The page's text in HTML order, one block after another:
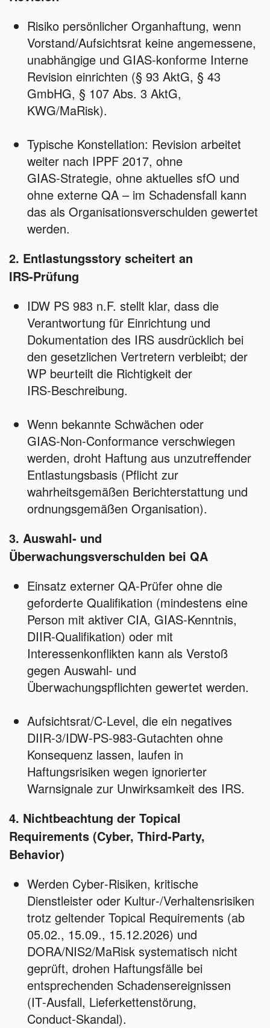
Risiko persönlicher Organhaftung, wenn
Vorstand/Aufsichtsrat keine angemessene,
unabhängige und GIAS‑konforme Interne
Revision einrichten (§ 93 AktG, § 43
GmbHG, § 107 Abs. 3 AktG,
KWG/MaRisk).
Typische Konstellation: Revision arbeitet
weiter nach IPPF 2017, ohne
GIAS‑Strategie, ohne aktuelles sfO und
ohne externe QA – im Schadensfall kann
das als Organisationsverschulden gewertet
werden.
2. Entlastungsstory scheitert an
IRS‑Prüfung
IDW PS 983 n.F. stellt klar, dass die
Verantwortung für Einrichtung und
Dokumentation des IRS ausdrücklich bei
den gesetzlichen Vertretern verbleibt; der
WP beurteilt die Richtigkeit der
IRS‑Beschreibung.
Wenn bekannte Schwächen oder
GIAS‑Non‑Conformance verschwiegen
werden, droht Haftung aus unzutreffender
Entlastungsbasis (Pflicht zur
wahrheitsgemäßen Berichterstattung und
ordnungsgemäßen Organisation).
3. Auswahl‑ und
Überwachungsverschulden bei QA
Einsatz externer QA‑Prüfer ohne die
geforderte Qualifikation (mindestens eine
Person mit aktiver CIA, GIAS‑Kenntnis,
DIIR‑Qualifikation) oder mit
Interessenkonflikten kann als Verstoß
gegen Auswahl‑ und
Überwachungspflichten gewertet werden.
Aufsichtsrat/C‑Level, die ein negatives
DIIR‑3/IDW‑PS‑983‑Gutachten ohne
Konsequenz lassen, laufen in
Haftungsrisiken wegen ignorierter
Warnsignale zur Unwirksamkeit des IRS.
4. Nichtbeachtung der Topical
Requirements (Cyber, Third‑Party,
Behavior)
Werden Cyber‑Risiken, kritische
Dienstleister oder Kultur‑/Verhaltensrisiken
trotz geltender Topical Requirements (ab
05.02., 15.09., 15.12.2026) und
DORA/NIS2/MaRisk systematisch nicht
geprüft, drohen Haftungsfälle bei
entsprechenden Schadensereignissen
(IT‑Ausfall, Lieferkettenstörung,
Conduct‑Skandal).